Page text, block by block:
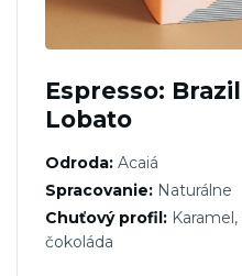
Espresso:
Lobato
Odroda: Acaiá
Spracovanie: Naturálne
Chuťový profil:
čokoláda